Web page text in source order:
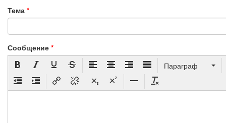
Тема *
Сообщение *
Параграф